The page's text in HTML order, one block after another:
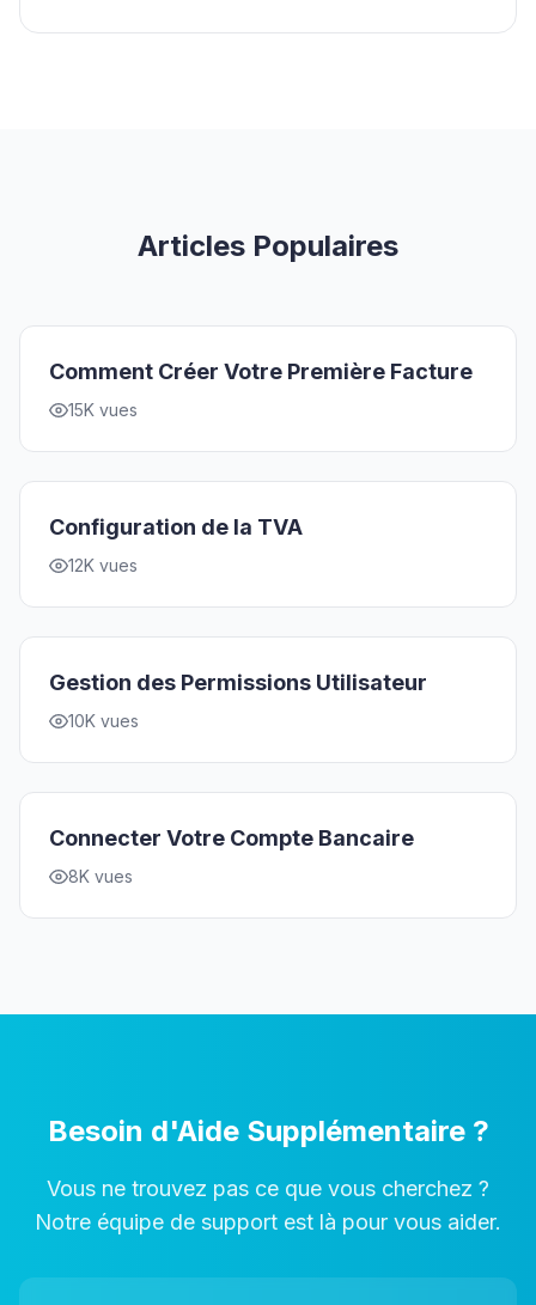
Articles Populaires
Comment Créer Votre Première Facture
15K vues
Configuration de la TVA
12K vues
Gestion des Permissions Utilisateur
10K vues
Connecter Votre Compte Bancaire
8K vues
Besoin d'Aide Supplémentaire ?
Vous ne trouvez pas ce que vous cherchez ?
Notre équipe de support est là pour vous aider.